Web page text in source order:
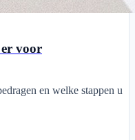
voor
en welke stappen u